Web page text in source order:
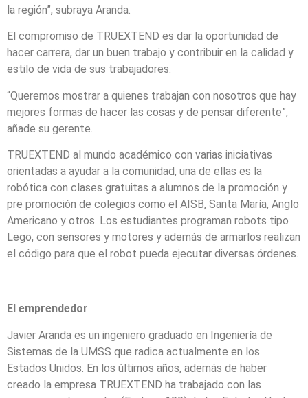
la región”, subraya Aranda.
El compromiso de TRUEXTEND es dar la oportunidad de
hacer carrera, dar un buen trabajo y contribuir en la calidad y
estilo de vida de sus trabajadores.
“Queremos mostrar a quienes trabajan con nosotros que hay
mejores formas de hacer las cosas y de pensar diferente”,
añade su gerente.
TRUEXTEND al mundo académico con varias iniciativas
orientadas a ayudar a la comunidad, una de ellas es la
robótica con clases gratuitas a alumnos de la promoción y
pre promoción de colegios como el AISB, Santa María, Anglo
Americano y otros. Los estudiantes programan robots tipo
Lego, con sensores y motores y además de armarlos realizan
el código para que el robot pueda ejecutar diversas órdenes.
El emprendedor
Javier Aranda es un ingeniero graduado en Ingeniería de
Sistemas de la UMSS que radica actualmente en los
Estados Unidos. En los últimos años, además de haber
creado la empresa TRUEXTEND ha trabajado con las